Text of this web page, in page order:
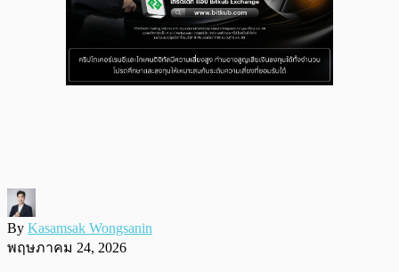
By Kasamsak Wongsanin
พฤษภาคม 24, 2026